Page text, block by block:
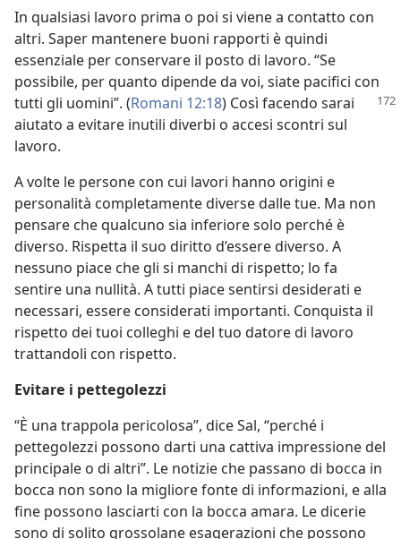
In qualsiasi lavoro prima o poi si viene a contatto con
altri. Saper mantenere buoni rapporti è quindi
essenziale per conservare il posto di lavoro. “Se
possibile, per quanto dipende da voi, siate pacifici con
tutti gli uomini”. (Romani 12:18) Così facendo sarai
aiutato a evitare inutili diverbi o accesi scontri sul
lavoro.
A volte le persone con cui lavori hanno origini e
personalità completamente diverse dalle tue. Ma non
pensare che qualcuno sia inferiore solo perché è
diverso. Rispetta il suo diritto d’essere diverso. A
nessuno piace che gli si manchi di rispetto; lo fa
sentire una nullità. A tutti piace sentirsi desiderati e
necessari, essere considerati importanti. Conquista il
rispetto dei tuoi colleghi e del tuo datore di lavoro
trattandoli con rispetto.
Evitare i pettegolezzi
“È una trappola pericolosa”, dice Sal, “perché i
pettegolezzi possono darti una cattiva impressione del
principale o di altri”. Le notizie che passano di bocca in
bocca non sono la migliore fonte di informazioni, e alla
fine possono lasciarti con la bocca amara. Le dicerie
sono di solito grossolane esagerazioni che possono